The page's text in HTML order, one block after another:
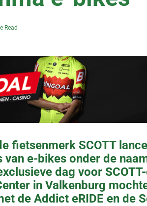
Read
fietsenmerk SCOTT
van e-bikes onder de
dag voor
in Valkenburg
de Addict eRIDE en de